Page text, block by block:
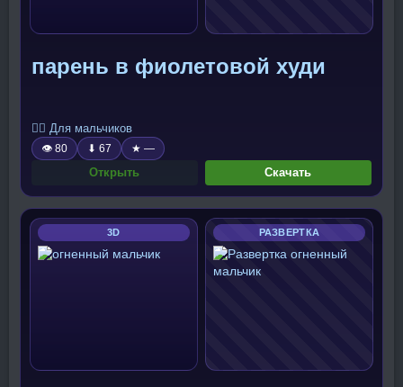
парень в фиолетовой худи
🧍‍♂️ Для мальчиков
👁 80 ⬇ 67 ★ —
Открыть Скачать
3D РАЗВЕРТКА